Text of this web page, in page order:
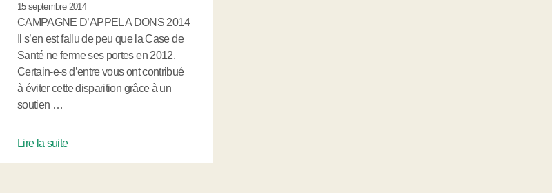
15 septembre 2014
CAMPAGNE D’APPEL A DONS 2014
Il s’en est fallu de peu que la Case de
Santé ne ferme ses portes en 2012.
Certain-e-s d’entre vous ont contribué
à éviter cette disparition grâce à un
soutien …
Lire la suite